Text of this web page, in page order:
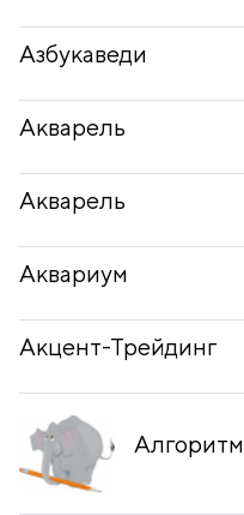
Азбукаведи
Акварель
Акварель
Аквариум
Акцент-Трейдинг
Алгоритм